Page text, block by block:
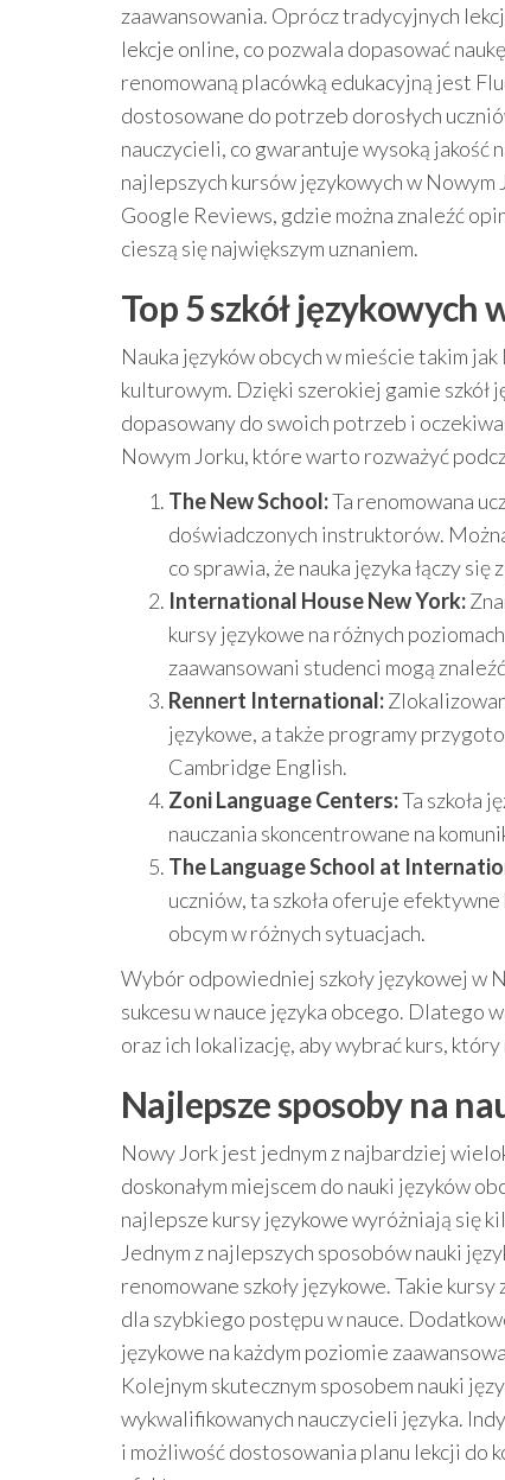
zaawansowania. Oprócz tradycyjnych
lekcje online, co pozwala dopasować
renomowaną placówką edukacyjną jest
dostosowane do potrzeb dorosłych
nauczycieli, co gwarantuje wysoką jakość
najlepszych kursów językowych w
Google Reviews, gdzie można znaleźć
cieszą się największym uznaniem.
Top 5 szkół językowych
Nauka języków obcych w mieście takim
kulturowym. Dzięki szerokiej gamie szkół
dopasowany do swoich potrzeb i
Nowym Jorku, które warto rozważyć
The New School:Ta renomowana
doświadczonych instruktorów.
co sprawia, że nauka języka łączy
International House New York:
kursy językowe na różnych
zaawansowani studenci mogą
Rennert International:
językowe, a także programy
Cambridge English.
Zoni Language Centers:Ta szkoła
nauczania skoncentrowane na
The Language School at
uczniów, ta szkoła oferuje
obcym w różnych sytuacjach.
Wybór odpowiedniej szkoły językowej w
sukcesu w nauce języka obcego. Dlatego
oraz ich lokalizację, aby wybrać kurs,
Najlepsze sposoby na
Nowy Jork jest jednym z najbardziej
doskonałym miejscem do nauki języków
najlepsze kursy językowe wyróżniają się
Jednym z najlepszych sposobów nauki
renomowane szkoły językowe. Takie
dla szybkiego postępu w nauce.
językowe na każdym poziomie
Kolejnym skutecznym sposobem nauki
wykwalifikowanych nauczycieli języka.
i możliwość dostosowania planu lekcji do